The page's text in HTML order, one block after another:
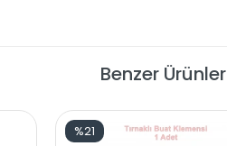
Benzer Ürünler
%21